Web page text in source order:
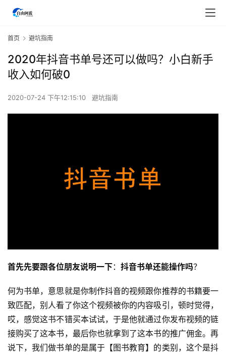
首页 避坑指南
2020年抖音书单号还可以做吗？小白新手
收入如何破0
2020-07-24 下午12:15:10 避坑指南
首先先要跟各位朋友说明一下： 抖音书单还能操作吗？
何为书单，意思就是你制作抖音的视频跟你推荐的书籍要一
致匹配，别人看了你这个视频被你的内容吸引，顿时觉得，
哎，感觉这书不错买本试试，于是他就通过你发布视频的链
接购买了这本书，最后你也就拿到了这本书的推广佣金。再
说下，我们做书单的是属于【图书教育】的类别，这个是抖